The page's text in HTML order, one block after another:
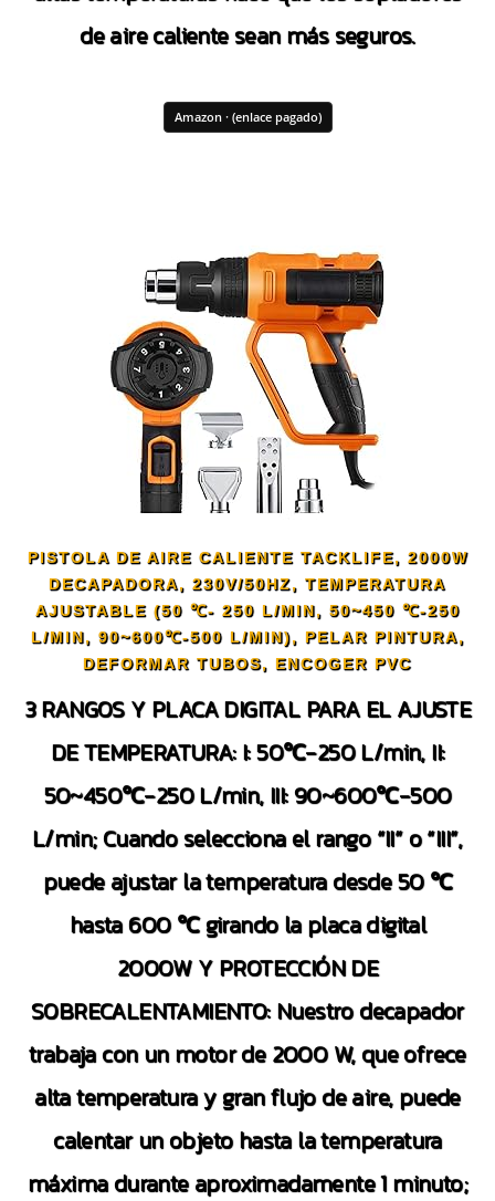
de aire caliente sean más seguros.
Amazon · (enlace pagado)
PISTOLA DE AIRE CALIENTE TACKLIFE, 2000W
DECAPADORA, 230V/50HZ, TEMPERATURA
AJUSTABLE (50 ℃- 250 L/MIN, 50~450 ℃-250
L/MIN, 90~600℃-500 L/MIN), PELAR PINTURA,
DEFORMAR TUBOS, ENCOGER PVC
3 RANGOS Y PLACA DIGITAL PARA EL AJUSTE
DE TEMPERATURA: I: 50℃-250 L/min, II:
50~450℃-250 L/min, III: 90~600℃-500
L/min; Cuando selecciona el rango “II” o “III”,
puede ajustar la temperatura desde 50 ℃
hasta 600 ℃ girando la placa digital
2000W Y PROTECCIÓN DE
SOBRECALENTAMIENTO: Nuestro decapador
trabaja con un motor de 2000 W, que ofrece
alta temperatura y gran flujo de aire, puede
calentar un objeto hasta la temperatura
máxima durante aproximadamente 1 minuto;